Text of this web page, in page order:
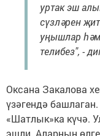
уртак эш
сүзләрен
уңышлар һәм
телибез", -
Оксана Закалова
үзәгендә
«Шатлык»ка күчә.